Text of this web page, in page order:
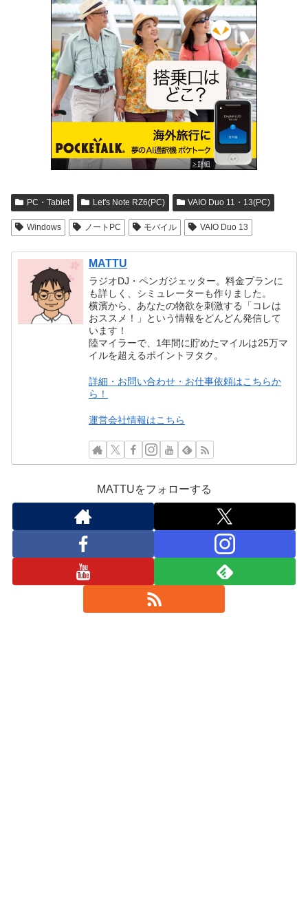
PC・Tablet Let's Note RZ6(PC) VAIO Duo 11・13(PC)
Windows ノートPC モバイル VAIO Duo 13
MATTU
ラジオDJ・ペンガジェッター。料金プランに
も詳しく、シミュレーターも作りました。
横濱から、あなたの物欲を刺激する「コレは
おススメ！」という情報をどんどん発信して
います！
陸マイラーで、1年間に貯めたマイルは25万マ
イルを超えるポイントヲタク。
詳細・お問い合わせ・お仕事依頼はこちらか
ら！
運営会社情報はこちら
MATTUをフォローする